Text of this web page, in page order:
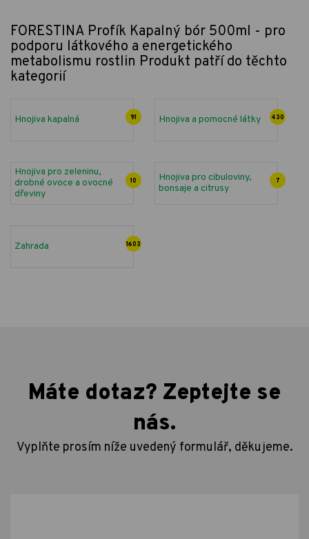
FORESTINA Profík Kapalný bór 500ml - pro
podporu látkového a energetického
metabolismu rostlin Produkt patří do těchto
kategorií
Hnojiva kapalná 91 Hnojiva a pomocné látky 430
Hnojiva pro zeleninu,
drobné ovoce a ovocné
dřeviny
10
Hnojiva pro cibuloviny,
bonsaje a citrusy
7
Zahrada 1603
Máte dotaz? Zeptejte se
nás.
Vyplňte prosím níže uvedený formulář, děkujeme.